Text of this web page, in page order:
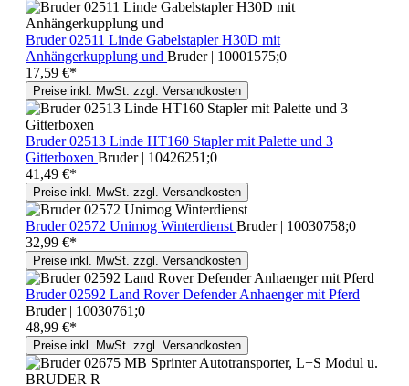
Bruder 02511 Linde Gabelstapler H30D mit
Anhängerkupplung und Bruder | 10001575;0
17,59 €*
Preise inkl. MwSt. zzgl. Versandkosten
Bruder 02513 Linde HT160 Stapler mit Palette und 3
Gitterboxen Bruder | 10426251;0
41,49 €*
Preise inkl. MwSt. zzgl. Versandkosten
Bruder 02572 Unimog Winterdienst Bruder | 10030758;0
32,99 €*
Preise inkl. MwSt. zzgl. Versandkosten
Bruder 02592 Land Rover Defender Anhaenger mit Pferd
Bruder | 10030761;0
48,99 €*
Preise inkl. MwSt. zzgl. Versandkosten